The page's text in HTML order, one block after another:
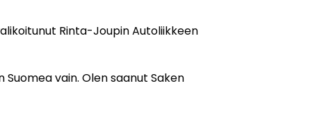
Rinta-Joupin Autoliikkeen
vain. Olen saanut Saken